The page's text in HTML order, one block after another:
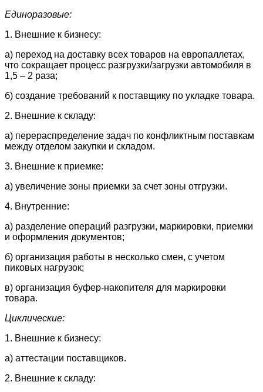
Единоразовые:
1. Внешние к бизнесу:
а) переход на доставку всех товаров на европаллетах,
что сокращает процесс разгрузки/загрузки автомобиля в
1,5 – 2 раза;
б) создание требований к поставщику по укладке товара.
2. Внешние к складу:
а) перераспределение задач по конфликтным поставкам
между отделом закупки и складом.
3. Внешние к приемке:
а) увеличение зоны приемки за счет зоны отгрузки.
4. Внутренние:
а) разделение операций разгрузки, маркировки, приемки
и оформления документов;
б) организация работы в несколько смен, с учетом
пиковых нагрузок;
в) организация буфер-накопителя для маркировки
товара.
Циклические:
1. Внешние к бизнесу:
а) аттестации поставщиков.
2. Внешние к складу: